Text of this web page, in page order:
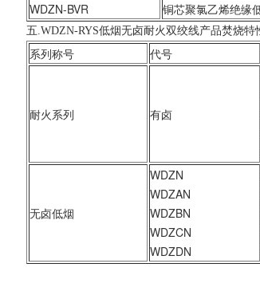
WDZN-BVR
铜芯聚氯乙烯绝缘
五.WDZN-RYS低烟无卤耐火双绞线产品焚烧特
系列称号 代号
耐火系列 有卤
无卤低烟
WDZN
WDZAN
WDZBN
WDZCN
WDZDN